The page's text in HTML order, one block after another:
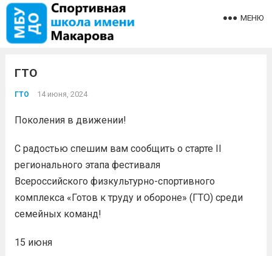
МЕНЮ
ГТО
ГТО 14 июня, 2024
Поколения в движении!
С радостью спешим вам сообщить о старте II
регионального этапа фестиваля
Всероссийского физкультурно-спортивного
комплекса «Готов к труду и обороне» (ГТО) среди
семейных команд!
15 июня